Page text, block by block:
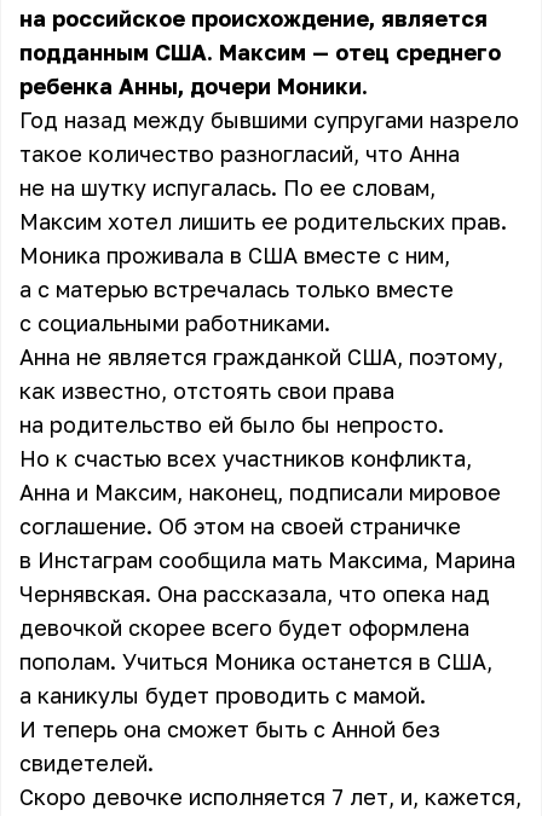
на российское происхождение, является
подданным США. Максим — отец среднего
ребенка Анны, дочери Моники.
Год назад между бывшими супругами назрело
такое количество разногласий, что Анна
не на шутку испугалась. По ее словам,
Максим хотел лишить ее родительских прав.
Моника проживала в США вместе с ним,
а с матерью встречалась только вместе
с социальными работниками.
Анна не является гражданкой США, поэтому,
как известно, отстоять свои права
на родительство ей было бы непросто.
Но к счастью всех участников конфликта,
Анна и Максим, наконец, подписали мировое
соглашение. Об этом на своей страничке
в Инстаграм сообщила мать Максима, Марина
Чернявская. Она рассказала, что опека над
девочкой скорее всего будет оформлена
пополам. Учиться Моника останется в США,
а каникулы будет проводить с мамой.
И теперь она сможет быть с Анной без
свидетелей.
Скоро девочке исполняется 7 лет, и, кажется,